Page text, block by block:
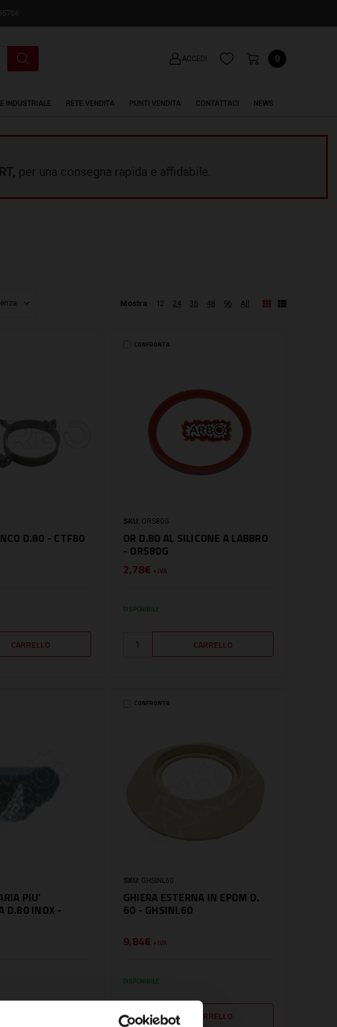
ACCEDI 0
INDUSTRIALE RETE VENDITA PUNTI VENDITA CONTATTACI NEWS
per una consegna rapida e affidabile.
Mostra 12 24 36 48 96 All
D.80 - CTF80
CONFRONTA
SKU: ORS80G
OR D.80 AL SILICONE A LABBRO
- ORS80G
2,78€ + IVA
DISPONIBILE
PIU'
D.80 INOX -
CONFRONTA
SKU: GHSINL60
GHIERA ESTERNA IN EPDM D.
60 - GHSINL60
9,84€ + IVA
DISPONIBILE